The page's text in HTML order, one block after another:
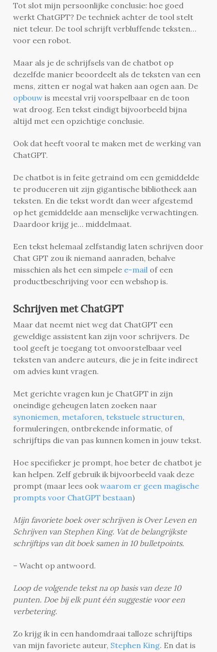
Tot slot mijn persoonlijke conclusie: hoe goed
werkt ChatGPT? De techniek achter de tool stelt
niet teleur. De tool schrijft verbluffende teksten…
voor een robot.
Maar als je de schrijfsels van de chatbot op
dezelfde manier beoordeelt als de teksten van een
mens, zitten er nogal wat haken aan ogen aan. De
opbouwis meestal vrij voorspelbaar en de toon
wat droog. Een tekst eindigt bijvoorbeeld bijna
altijd met een opzichtige conclusie.
Ook dat heeft vooral te maken met de werking van
ChatGPT.
De chatbot is in feite getraind om een gemiddelde
te produceren uit zijn gigantische bibliotheek aan
teksten. En die tekst wordt dan weer afgestemd
op het gemiddelde aan menselijke verwachtingen.
Daardoor krijg je… middelmaat.
Een tekst helemaal zelfstandig laten schrijven door
Chat GPT zou ik niemand aanraden, behalve
misschien als het een simpele e-mailof een
productbeschrijving voor een webshop is.
Schrijven met ChatGPT
Maar dat neemt niet weg dat ChatGPT een
geweldige assistent kan zijn voor schrijvers. De
tool geeft je toegang tot onvoorstelbaar veel
teksten van andere auteurs, die je in feite indirect
om advies kunt vragen.
Met gerichte vragen kun je ChatGPT in zijn
oneindige geheugen laten zoeken naar
synoniemen, metaforen, tekstuele structuren,
formuleringen, ontbrekende informatie, of
schrijftips die van pas kunnen komen in jouw tekst.
Hoe specifieker je prompt, hoe beter de chatbot je
kan helpen. Zelf gebruik ik bijvoorbeeld vaak deze
prompt (maar lees ook waarom er geen magische
prompts voor ChatGPT bestaan)
Mijn favoriete boek over schrijven is Over Leven en
Schrijven van Stephen King. Vat de belangrijkste
schrijftips van dit boek samen in 10 bulletpoints.
– Wacht op antwoord.
Loop de volgende tekst na op basis van deze 10
punten. Doe bij elk punt één suggestie voor een
verbetering.
Zo krijg ik in een handomdraai talloze schrijftips
van mijn favoriete auteur, Stephen King. En dat is